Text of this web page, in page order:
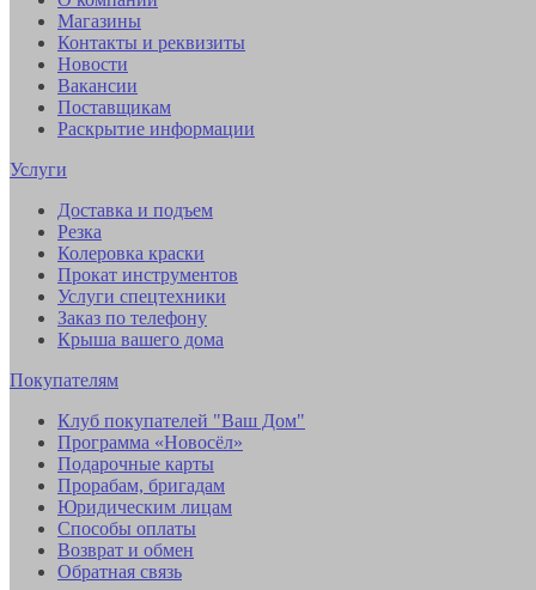
Магазины
Контакты и реквизиты
Новости
Вакансии
Поставщикам
Раскрытие информации
Услуги
Доставка и подъем
Резка
Колеровка краски
Прокат инструментов
Услуги спецтехники
Заказ по телефону
Крыша вашего дома
Покупателям
Клуб покупателей "Ваш Дом"
Программа «Новосёл»
Подарочные карты
Прорабам, бригадам
Юридическим лицам
Способы оплаты
Возврат и обмен
Обратная связь